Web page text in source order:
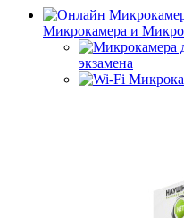
Микрокамера и
экзамена